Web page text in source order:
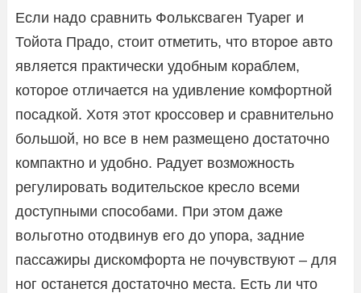
Если надо сравнить Фольксваген Туарег и
Тойота Прадо, стоит отметить, что второе авто
является практически удобным кораблем,
которое отличается на удивление комфортной
посадкой. Хотя этот кроссовер и сравнительно
большой, но все в нем размещено достаточно
компактно и удобно. Радует возможность
регулировать водительское кресло всеми
доступными способами. При этом даже
вольготно отодвинув его до упора, задние
пассажиры дискомфорта не почувствуют – для
ног останется достаточно места. Есть ли что